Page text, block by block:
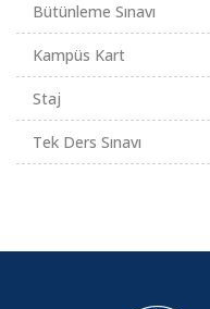
Bütünleme Sınavı
Kampüs Kart
Staj
Tek Ders Sınavı